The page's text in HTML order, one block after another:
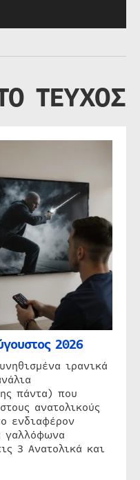
ΤΕΥΧΟΣ
2026
ιρανικά
πάντα) που
ανατολικούς
ενδιαφέρον
γαλλόφωνα
3 Ανατολικά και